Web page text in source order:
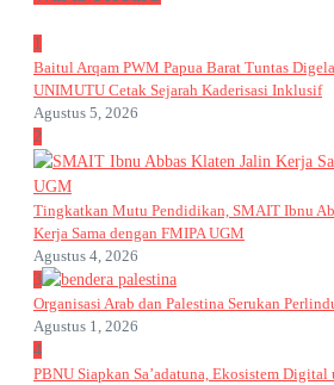
1
Baitul Arqam PWM Papua Barat Tuntas
UNIMUTU Cetak Sejarah Kaderisasi Inklusif
Agustus 5, 2026
2
Tingkatkan Mutu Pendidikan, SMAIT Ibnu
Kerja Sama dengan FMIPA UGM
Agustus 4, 2026
3
Organisasi Arab dan Palestina Serukan
Agustus 1, 2026
4
PBNU Siapkan Sa’adatuna, Ekosistem